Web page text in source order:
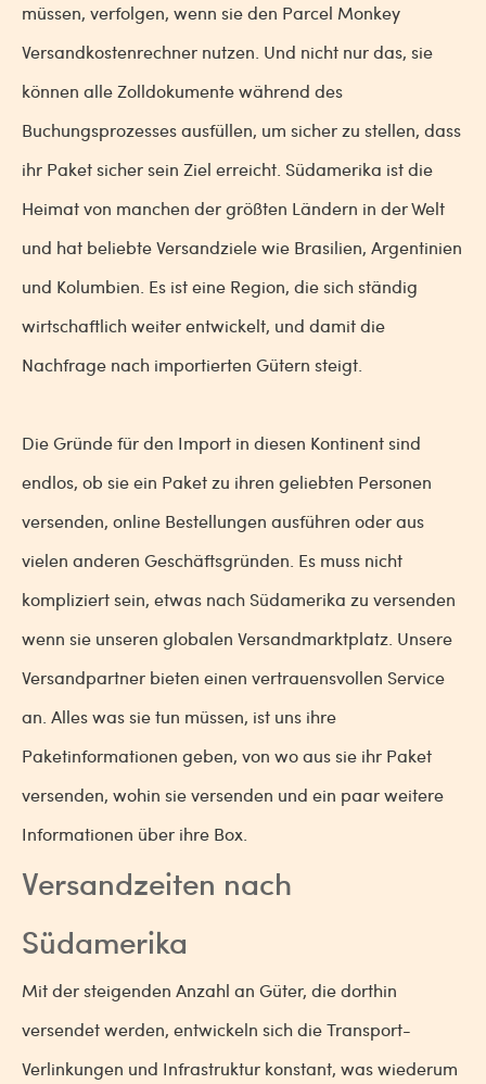
müssen, verfolgen, wenn sie den Parcel Monkey
Versandkostenrechner nutzen. Und nicht nur das, sie
können alle Zolldokumente während des
Buchungsprozesses ausfüllen, um sicher zu stellen, dass
ihr Paket sicher sein Ziel erreicht. Südamerika ist die
Heimat von manchen der größten Ländern in der Welt
und hat beliebte Versandziele wie Brasilien, Argentinien
und Kolumbien. Es ist eine Region, die sich ständig
wirtschaftlich weiter entwickelt, und damit die
Nachfrage nach importierten Gütern steigt.
Die Gründe für den Import in diesen Kontinent sind
endlos, ob sie ein Paket zu ihren geliebten Personen
versenden, online Bestellungen ausführen oder aus
vielen anderen Geschäftsgründen. Es muss nicht
kompliziert sein, etwas nach Südamerika zu versenden
wenn sie unseren globalen Versandmarktplatz. Unsere
Versandpartner bieten einen vertrauensvollen Service
an. Alles was sie tun müssen, ist uns ihre
Paketinformationen geben, von wo aus sie ihr Paket
versenden, wohin sie versenden und ein paar weitere
Informationen über ihre Box.
Versandzeiten nach
Südamerika
Mit der steigenden Anzahl an Güter, die dorthin
versendet werden, entwickeln sich die Transport-
Verlinkungen und Infrastruktur konstant, was wiederum